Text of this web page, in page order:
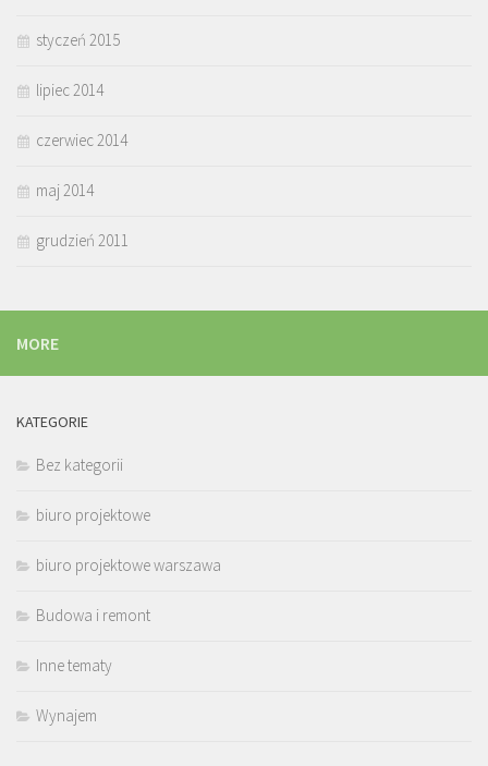
styczeń 2015
lipiec 2014
czerwiec 2014
maj 2014
grudzień 2011
MORE
KATEGORIE
Bez kategorii
biuro projektowe
biuro projektowe warszawa
Budowa i remont
Inne tematy
Wynajem